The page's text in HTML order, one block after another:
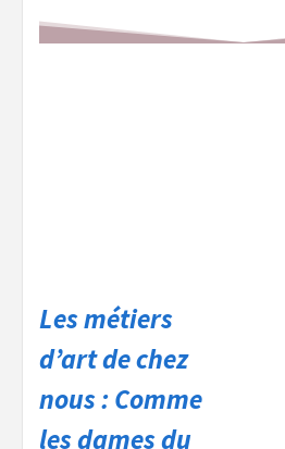
Les métiers
d’art de chez
nous : Comme
les dames du